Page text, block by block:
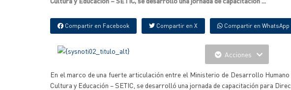
Compartir en Facebook Compartir en X Compartir en WhatsApp
Acciones
En el marco de una fuerte articulación entre el Ministerio de Desarrollo
Cultura y Educación – SETIC, se desarrolló una jornada de capacitación para